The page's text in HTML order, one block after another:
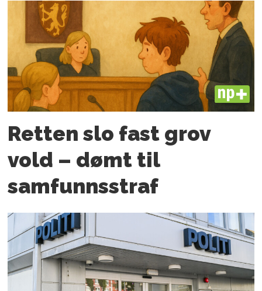
PLUS
Retten slo fast grov
vold – dømt til
samfunnsstraf